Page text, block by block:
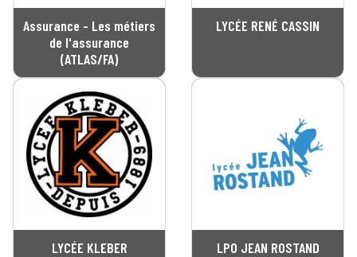
Assurance - Les métiers
de l'assurance
(ATLAS/FA)
LYCÉE RENÉ CASSIN
LYCÉE KLEBER LPO JEAN ROSTAND